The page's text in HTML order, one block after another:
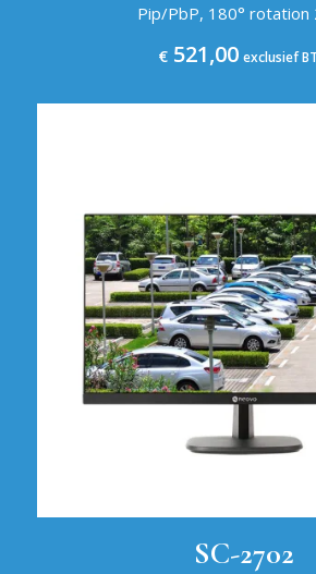
Pip/PbP, 180° rotation
€521,00 exclusief
SC-2702